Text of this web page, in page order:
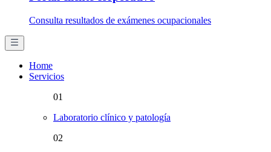
Consulta resultados de exámenes ocupacionales
Home
Servicios
01
Laboratorio clínico y patología
02